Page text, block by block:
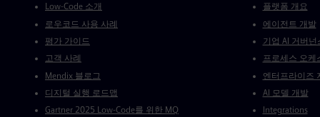
Low-Code 소개
로우코드 사용 사례
평가 가이드
고객 사례
Mendix 블로그
디지털 실행 로드맵
Gartner 2025 Low-Code를 위한 MQ
플랫폼 개요
에이전트 개발
기업 AI 거버넌
프로세스 오케
엔터프라이즈
AI 모델 개발
Integrations